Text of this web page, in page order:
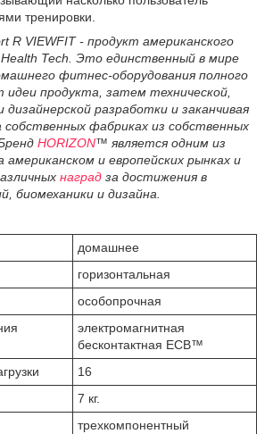
тренировки.
R VIEWFIT - продукт американского
Tech. Это единственный в мире
фитнес-оборудования полного
идеи продукта, затем технической,
дизайнерской разработки и заканчивая
собственных фабриках из собственных
HORIZON™ является одним из
американском и европейских рынках и
наград за достижения в
биомеханики и дизайна.
домашнее
горизонтальная
особопрочная
электромагнитная
бесконтактная ECB™
16
7 кг.
трехкомпонентный